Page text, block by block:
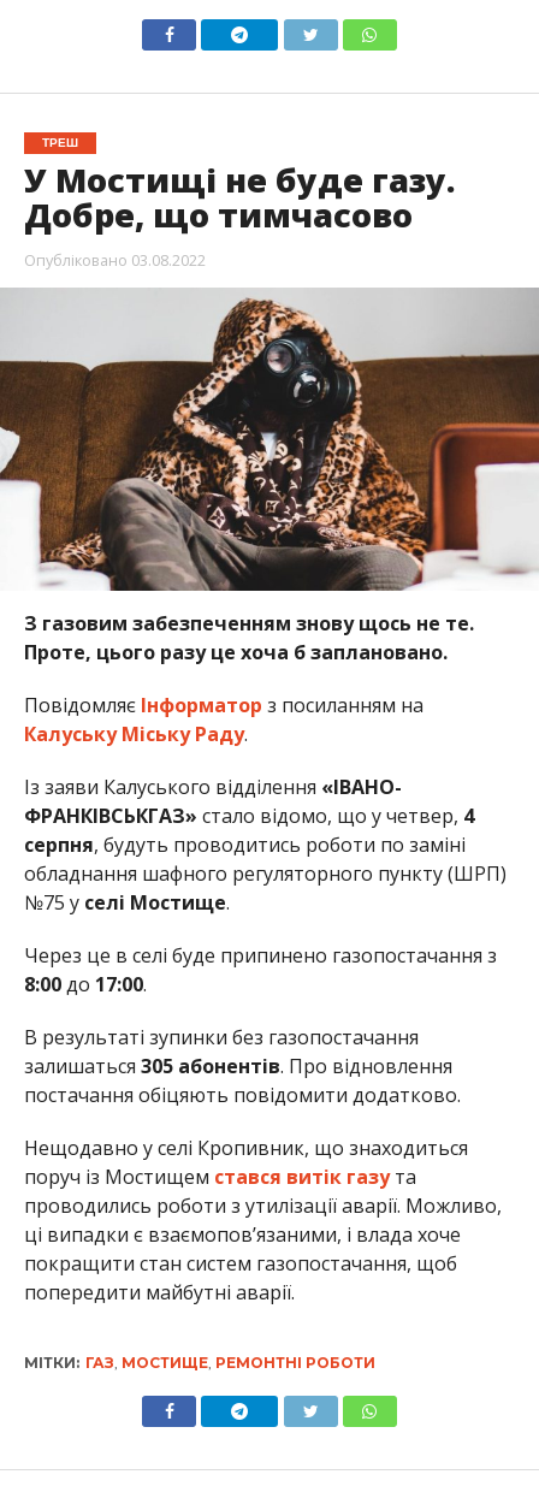
ТРЕШ
У Мостищі не буде газу.
Добре, що тимчасово
Опубліковано 03.08.2022
З газовим забезпеченням знову щось не те.
Проте, цього разу це хоча б заплановано.
Повідомляє Інформатор з посиланням на
Калуську Міську Раду.
Із заяви Калуського відділення «ІВАНО-
ФРАНКІВСЬКГАЗ» стало відомо, що у четвер, 4
серпня, будуть проводитись роботи по заміні
обладнання шафного регуляторного пункту (ШРП)
№75 у селі Мостище.
Через це в селі буде припинено газопостачання з
8:00до 17:00.
В результаті зупинки без газопостачання
залишаться 305 абонентів. Про відновлення
постачання обіцяють повідомити додатково.
Нещодавно у селі Кропивник, що знаходиться
поруч із Мостищем стався витік газута
проводились роботи з утилізації аварії. Можливо,
ці випадки є взаємопов’язаними, і влада хоче
покращити стан систем газопостачання, щоб
попередити майбутні аварії.
МІТКИ: ГАЗ, МОСТИЩЕ, РЕМОНТНІ РОБОТИ